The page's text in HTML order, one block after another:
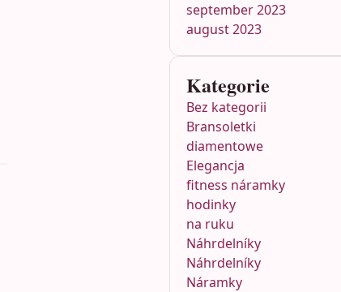
september 2023
august 2023
Kategorie
Bez kategorii
Bransoletki
diamentowe
Elegancja
fitness náramky
hodinky
na ruku
Náhrdelníky
Náhrdelníky
Náramky